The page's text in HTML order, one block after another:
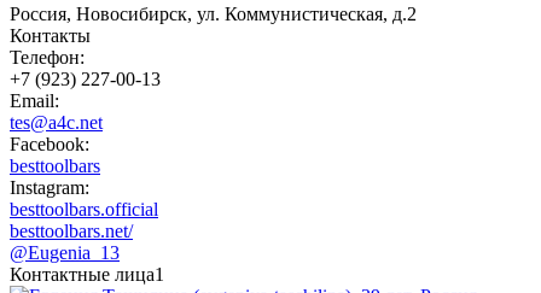
Россия, Новосибирск, ул. Коммунистическая, д.2
Контакты
Телефон:
+7 (923) 227-00-13
Email:
tes@a4c.net
Facebook:
besttoolbars
Instagram:
besttoolbars.official
besttoolbars.net/
@Eugenia_13
Контактные лица1